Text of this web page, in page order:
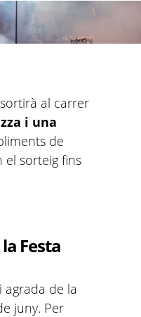
al carrer
i una
de
el sorteig fins
Festa
de la
juny. Per